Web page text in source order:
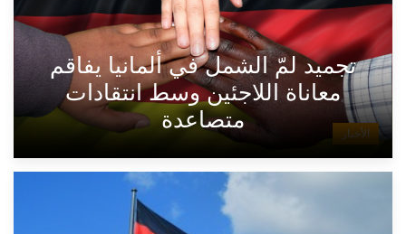
الأخبار
تجميد لمّ الشمل في ألمانيا يفاقم
معاناة اللاجئين وسط انتقادات
متصاعدة